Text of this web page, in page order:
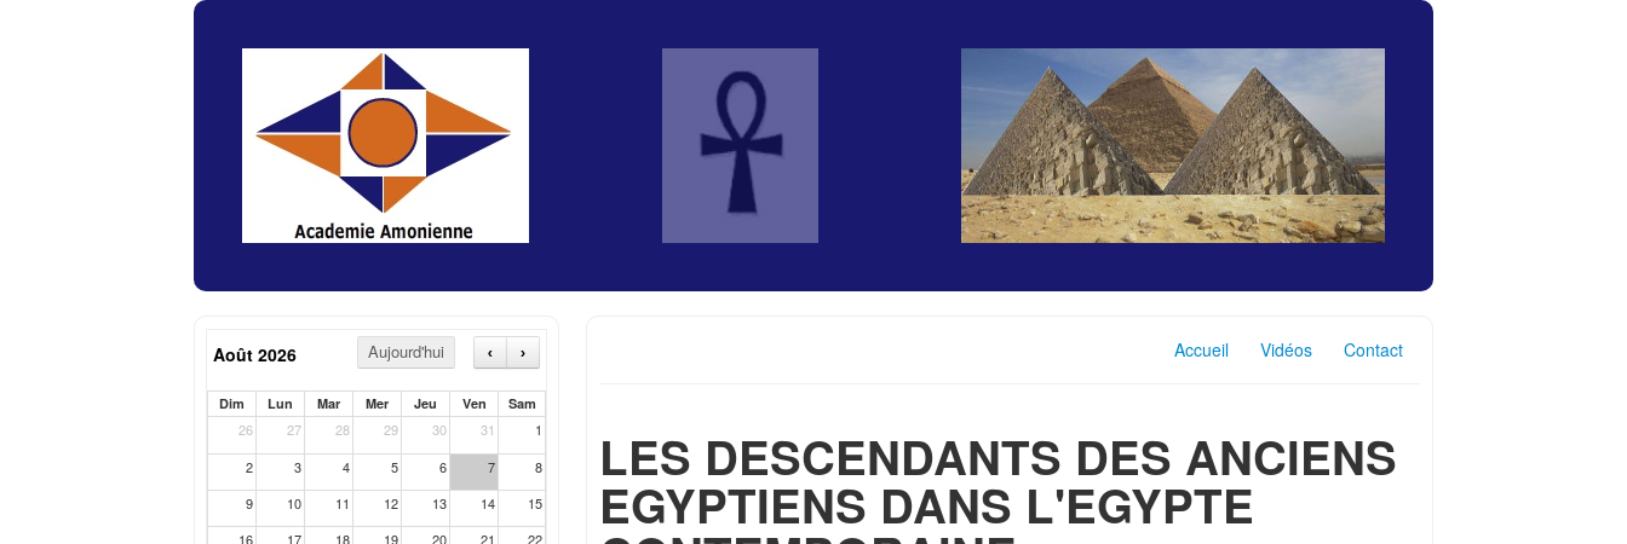
Accueil Vidéos Contact
LES DESCENDANTS DES ANCIENS
EGYPTIENS DANS L'EGYPTE
Août 2026 Aujourd'hui ‹ ›
Dim Lun Mar Mer Jeu Ven Sam
26 27 28 29 30 31
1
2
3 4 5 6 7
8
9
10 11 12 13 14
15
16
17 18 19 20 21
22